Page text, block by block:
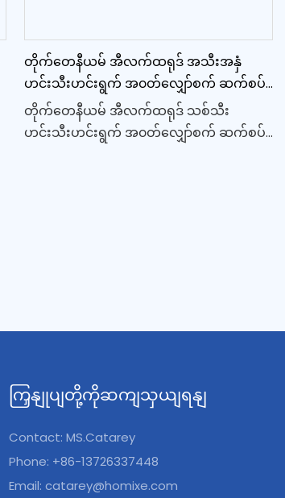
တိုက်တေနီယမ် အီလက်ထရုဒ် အသီးအနှံ
ဟင်းသီးဟင်းရွက် အ၀တ်လျှော်စက် ဆက်စပ်
ပစ္စည်းများ
တိုက်တေနီယမ် အီလက်ထရုဒ် သစ်သီး
ဟင်းသီးဟင်းရွက် အ၀တ်လျှော်စက် ဆက်စပ်
သန့်စင်ပြီး စားသုံးရန် ဘေးကင်းကြောင်း
ကြှနျုပျတို့ကိုဆကျသှယျရနျ
Contact: MS.Catarey
Phone: +86-13726337448
Email:catarey@homixe.com